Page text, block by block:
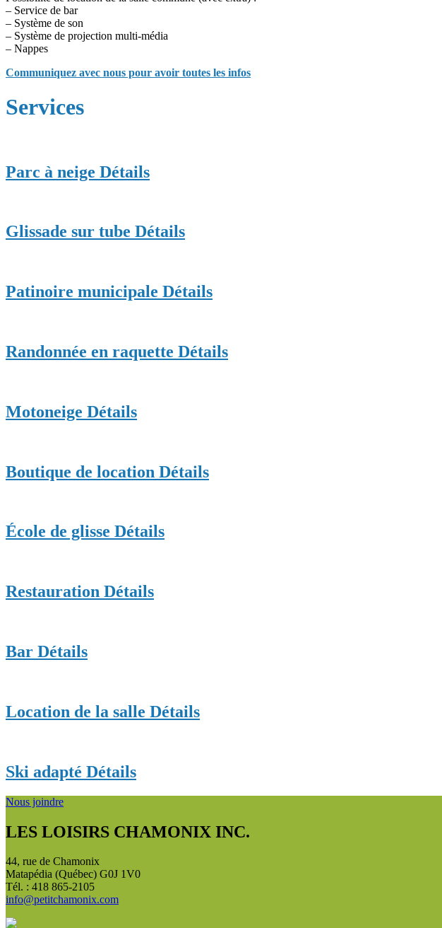
– Service de bar
– Système de son
– Système de projection multi-média
– Nappes
Communiquez avec nous pour avoir toutes les infos
Services
Parc à neige Détails
Glissade sur tube Détails
Patinoire municipale Détails
Randonnée en raquette Détails
Motoneige Détails
Boutique de location Détails
École de glisse Détails
Restauration Détails
Bar Détails
Location de la salle Détails
Ski adapté Détails
Nous joindre
LES LOISIRS CHAMONIX INC.
44, rue de Chamonix
Matapédia (Québec) G0J 1V0
Tél. : 418 865-2105
info@petitchamonix.com